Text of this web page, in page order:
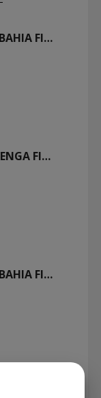
STALDKOST 1,00M X 5CM M/ BAHIA FIBER MEGET SMIDIGE. OLIERET BØGETRÆ
VÆRKSTEDSKOST 65CM M/ARENGA FIBER. OLIERET BØGETRÆ
STALDKOST 1,20M X 5CM M/ BAHIA FIBER MEGET SMIDIGE. OLIERET BØGETRÆ